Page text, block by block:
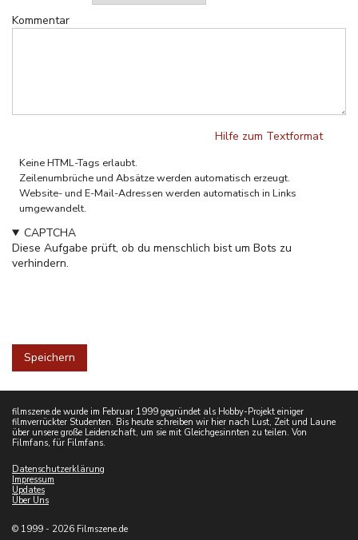
Kommentar
Hilfe zum Textformat
Keine HTML-Tags erlaubt.
Zeilenumbrüche und Absätze werden automatisch erzeugt.
Website- und E-Mail-Adressen werden automatisch in Links
umgewandelt.
CAPTCHA
Diese Aufgabe prüft, ob du menschlich bist um Bots zu
verhindern.
filmszene.de wurde im Februar 1999 gegründet als Hobby-Projekt einiger
filmverrückter Studenten. Bis heute schreiben wir hier nach Lust, Zeit und Laune
über unsere große Leidenschaft, um sie mit Gleichgesinnten zu teilen. Von
Filmfans, für Filmfans.
Datenschutzerklärung
Impressum
Updates
Über Uns
© 1999 - 2026 Filmszene.de